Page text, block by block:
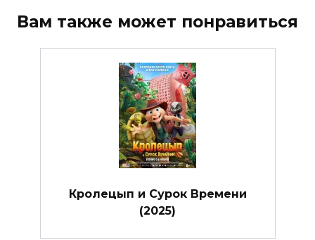
Вам также может понравиться
Кролецып и Сурок Времени
(2025)